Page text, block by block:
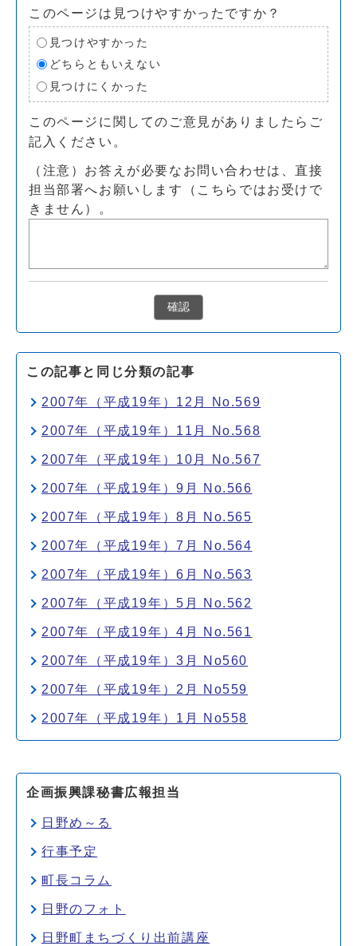
このページは見つけやすかったですか？
見つけやすかった
どちらともいえない
見つけにくかった
このページに関してのご意見がありましたらご
記入ください。
（注意）お答えが必要なお問い合わせは、直接
担当部署へお願いします（こちらではお受けで
きません）。
確認
この記事と同じ分類の記事
2007年（平成19年）12月 No.569
2007年（平成19年）11月 No.568
2007年（平成19年）10月 No.567
2007年（平成19年）9月 No.566
2007年（平成19年）8月 No.565
2007年（平成19年）7月 No.564
2007年（平成19年）6月 No.563
2007年（平成19年）5月 No.562
2007年（平成19年）4月 No.561
2007年（平成19年）3月 No560
2007年（平成19年）2月 No559
2007年（平成19年）1月 No558
企画振興課秘書広報担当
日野め～る
行事予定
町長コラム
日野のフォト
日野町まちづくり出前講座